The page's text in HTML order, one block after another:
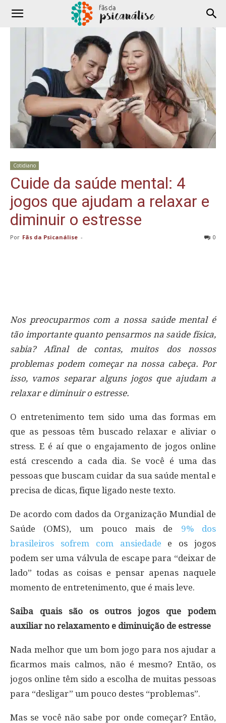
Cotidiano
Cuide da saúde mental: 4
jogos que ajudam a relaxar e
diminuir o estresse
Por Fãs da Psicanálise - 0
Nos preocuparmos com a nossa saúde mental é
tão importante quanto pensarmos na saúde física,
sabia? Afinal de contas, muitos dos nossos
problemas podem começar na nossa cabeça. Por
isso, vamos separar alguns jogos que ajudam a
relaxar e diminuir o estresse.
O entretenimento tem sido uma das formas em
que as pessoas têm buscado relaxar e aliviar o
stress. E é aí que o engajamento de jogos online
está crescendo a cada dia. Se você é uma das
pessoas que buscam cuidar da sua saúde mental e
precisa de dicas, fique ligado neste texto.
De acordo com dados da Organização Mundial de
Saúde (OMS), um pouco mais de 9% dos
brasileiros sofrem com ansiedade e os jogos
podem ser uma válvula de escape para “deixar de
lado” todas as coisas e pensar apenas naquele
momento de entretenimento, que é mais leve.
Saiba quais são os outros jogos que podem
auxiliar no relaxamento e diminuição de estresse
Nada melhor que um bom jogo para nos ajudar a
ficarmos mais calmos, não é mesmo? Então, os
jogos online têm sido a escolha de muitas pessoas
para “desligar” um pouco destes “problemas”.
Mas se você não sabe por onde começar? Então,